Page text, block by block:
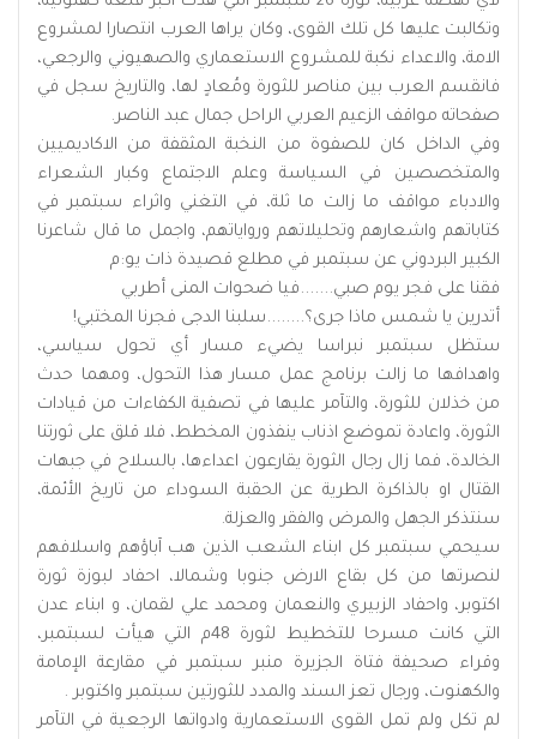
وتكالبت عليها كل تلك القوى، وكان يراها العرب انتصارا لمشروع
الامة، والاعداء نكبة للمشروع الاستعماري والصهيوني والرجعي،
فانقسم العرب بين مناصر للثورة ومُعادٍ لها، والتاريخ سجل في
صفحاته مواقف الزعيم العربي الراحل جمال عبد الناصر.
وفي الداخل كان للصفوة من النخبة المثقفة من الاكاديميين
والمتخصصين في السياسة وعلم الاجتماع وكبار الشعراء
والادباء مواقف ما زالت ما ثلة، في التغني واثراء سبتمبر في
كتاباتهم واشعارهم وتحليلاتهم ورواياتهم، واجمل ما قال شاعرنا
الكبير البردوني عن سبتمبر في مطلع قصيدة ذات يو:م
فقنا على فجر يوم صبي.......فيا ضحوات المنى أطربي
أتدرين يا شمس ماذا جرى؟........سلبنا الدجى فجرنا المختبي!
ستظل سبتمبر نبراسا يضيء مسار أي تحول سياسي،
واهدافها ما زالت برنامج عمل مسار هذا التحول، ومهما حدث
من خذلان للثورة، والتآمر عليها في تصفية الكفاءات من قيادات
الثورة، واعادة تموضع اذناب ينفذون المخطط، فلا قلق على ثورتنا
الخالدة، فما زال رجال الثورة يقارعون اعداءها، بالسلاح في جبهات
القتال او بالذاكرة الطرية عن الحقبة السوداء من تاريخ الأئمة،
سنتذكر الجهل والمرض والفقر والعزلة.
سيحمي سبتمبر كل ابناء الشعب الذين هب آباؤهم واسلافهم
لنصرتها من كل بقاع الارض جنوبا وشمالا، احفاد لبوزة ثورة
اكتوبر، واحفاد الزبيري والنعمان ومحمد علي لقمان، و ابناء عدن
التي كانت مسرحا للتخطيط لثورة 48م التي هيأت لسبتمبر،
وقراء صحيفة فتاة الجزيرة منبر سبتمبر في مقارعة الإمامة
والكهنوت، ورجال تعز السند والمدد للثورتين سبتمبر واكتوبر .
لم تكل ولم تمل القوى الاستعمارية وادواتها الرجعية في التآمر